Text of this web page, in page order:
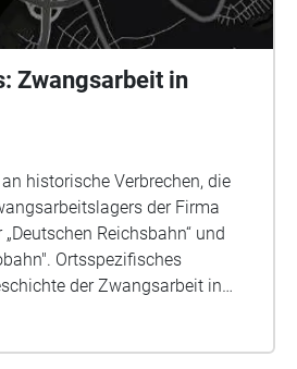
Zwangsarbeit in
historische Verbrechen, die
der Firma
„Deutschen Reichsbahn“ und
Ortsspezifisches
der Zwangsarbeit in
von & mit: Sound &
| Sprecherinnen ASJA und